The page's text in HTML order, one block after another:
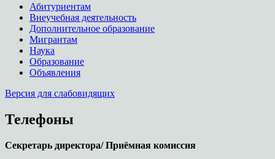
Абитуриентам
Внеучебная деятельность
Дополнительное образование
Мигрантам
Наука
Образование
Объявления
Версия для слабовидящих
Телефоны
Секретарь директора/ Приёмная комиссия